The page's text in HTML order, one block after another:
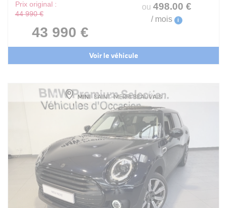
Prix original :
44 990 €
43 990 €
ou 498.00 €
/ mois i
Voir le véhicule